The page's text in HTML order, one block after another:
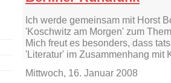
Ich werde gemeinsam mit Horst
'Koschwitz am Morgen' zum
Mich freut es besonders, dass
'Literatur' im Zusammenhang mit
Mittwoch, 16. Januar 2008